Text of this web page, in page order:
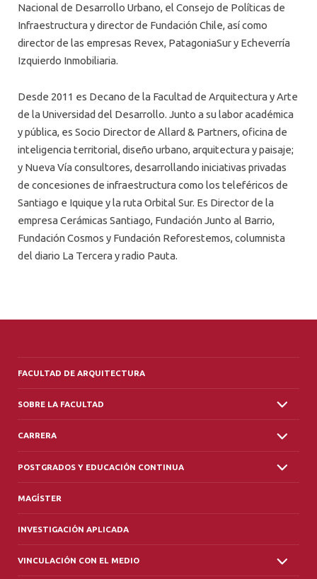
Nacional de Desarrollo Urbano, el Consejo de Políticas de
Infraestructura y director de Fundación Chile, así como
director de las empresas Revex, PatagoniaSur y Echeverría
Izquierdo Inmobiliaria.
Desde 2011 es Decano de la Facultad de Arquitectura y Arte
de la Universidad del Desarrollo. Junto a su labor académica
y pública, es Socio Director de Allard & Partners, oficina de
inteligencia territorial, diseño urbano, arquitectura y paisaje;
y Nueva Vía consultores, desarrollando iniciativas privadas
de concesiones de infraestructura como los teleféricos de
Santiago e Iquique y la ruta Orbital Sur. Es Director de la
empresa Cerámicas Santiago, Fundación Junto al Barrio,
Fundación Cosmos y Fundación Reforestemos, columnista
del diario La Tercera y radio Pauta.
FACULTAD DE ARQUITECTURA
SOBRE LA FACULTAD
CARRERA
POSTGRADOS Y EDUCACIÓN CONTINUA
MAGÍSTER
INVESTIGACIÓN APLICADA
VINCULACIÓN CON EL MEDIO